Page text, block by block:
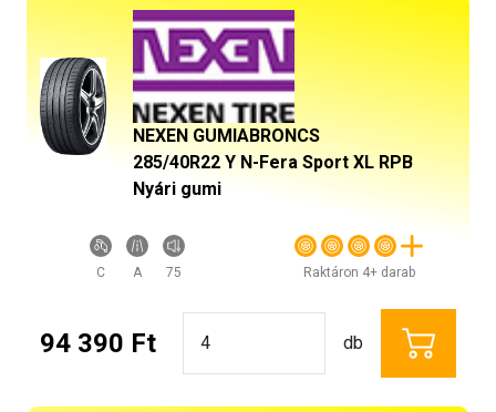
NEXEN GUMIABRONCS
285/40R22 Y N-Fera Sport XL RPB
Nyári gumi
C A 75 Raktáron 4+ darab
94 390 Ft db